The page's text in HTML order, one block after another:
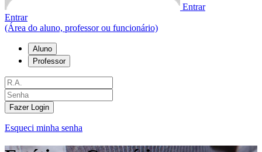
Entrar
Entrar
(Área do aluno, professor ou funcionário)
Aluno
Professor
Fazer Login
Esqueci minha senha